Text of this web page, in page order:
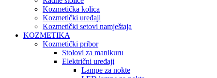
Kozmetička kolica
Kozmetički uređaji
Kozmetički setovi namještaja
KOZMETIKA
Kozmetički pribor
Stolovi za manikuru
Električni uređaji
Lampe za nokte